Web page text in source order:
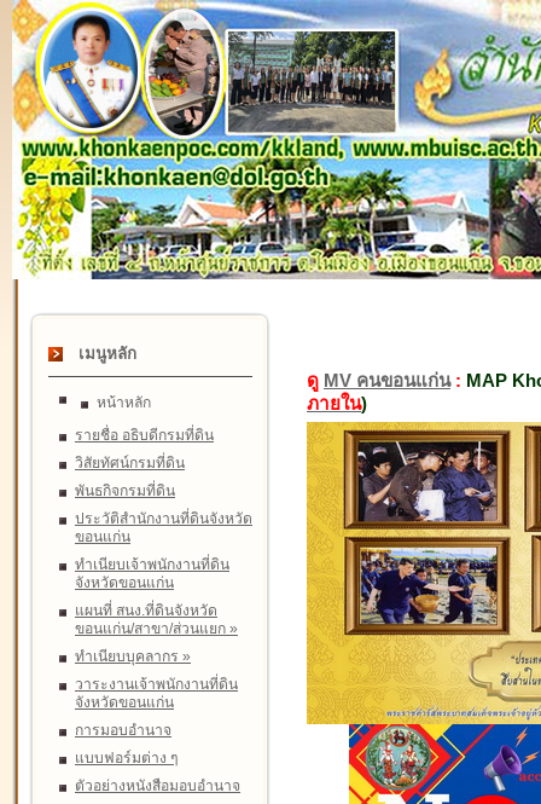
เมนูหลัก
หน้าหลัก
รายชื่อ อธิบดีกรมที่ดิน
วิสัยทัศน์กรมที่ดิน
พันธกิจกรมที่ดิน
ประวัติสำนักงานที่ดินจังหวัด
ขอนแก่น
ทำเนียบเจ้าพนักงานที่ดิน
จังหวัดขอนแก่น
แผนที่ สนง.ที่ดินจังหวัด
ขอนแก่น/สาขา/ส่วนแยก »
ทำเนียบบุคลากร »
วาระงานเจ้าพนักงานที่ดิน
จังหวัดขอนแก่น
การมอบอำนาจ
แบบฟอร์มต่าง ๆ
ตัวอย่างหนังสือมอบอำนาจ
ดู MV คนขอนแก่น: MAP
ภายใน)